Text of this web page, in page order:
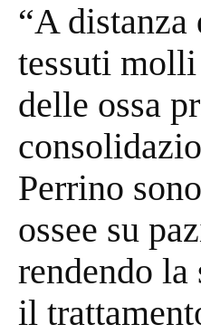
“A
tessuti
delle ossa
Perrino
ossee su
rendendo
il